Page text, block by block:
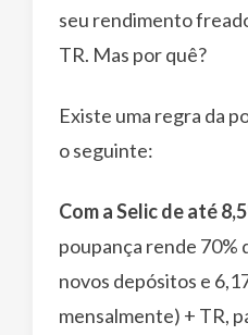
seu rendimento
TR. Mas por quê?
Existe uma regra da
o seguinte:
Com aSelic de até
poupança rende 70%
novos depósitos e
mensalmente) + TR,